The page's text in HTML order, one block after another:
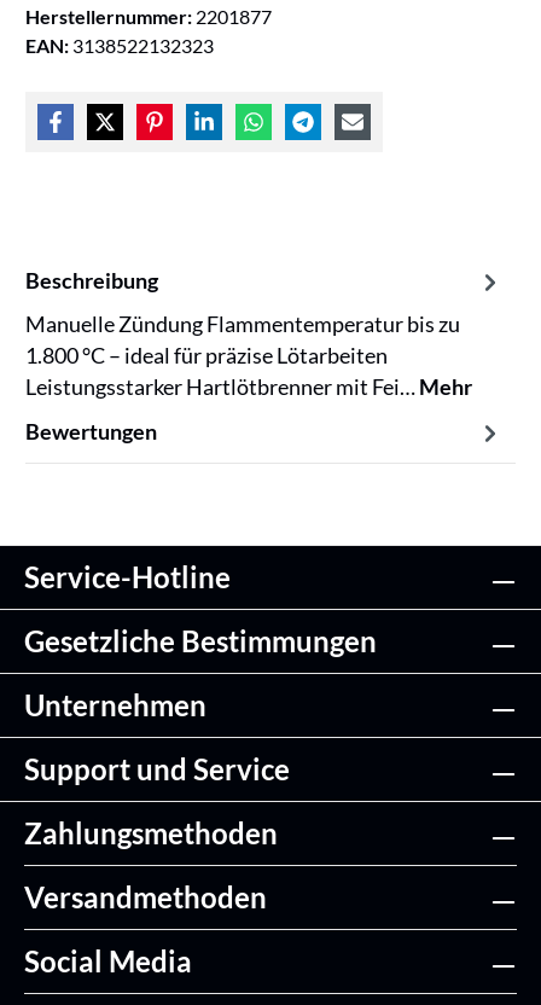
Herstellernummer: 2201877
EAN: 3138522132323
Beschreibung
Manuelle Zündung Flammentemperatur bis zu
1.800 °C – ideal für präzise Lötarbeiten
Leistungsstarker Hartlötbrenner mit Fei…Mehr
Bewertungen
Service-Hotline
Gesetzliche Bestimmungen
Unternehmen
Support und Service
Zahlungsmethoden
Versandmethoden
Social Media